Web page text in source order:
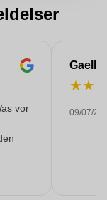
Gaelle
★★
09/07/